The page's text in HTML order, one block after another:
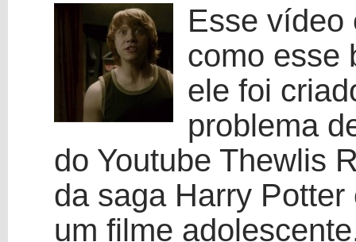
Esse vídeo
como esse
ele foi
problema
do Youtube Thewlis
da saga Harry
um filme